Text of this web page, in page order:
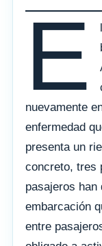
E
nuevamente
enfermedad
presenta un
concreto, tres
pasajeros han
embarcación
entre